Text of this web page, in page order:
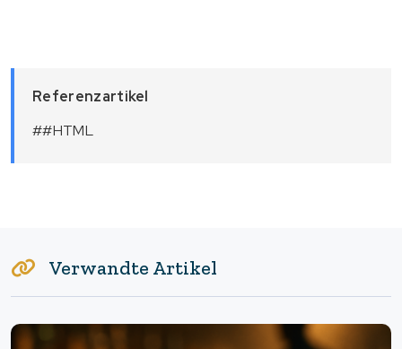
Referenzartikel
##HTML
Verwandte Artikel